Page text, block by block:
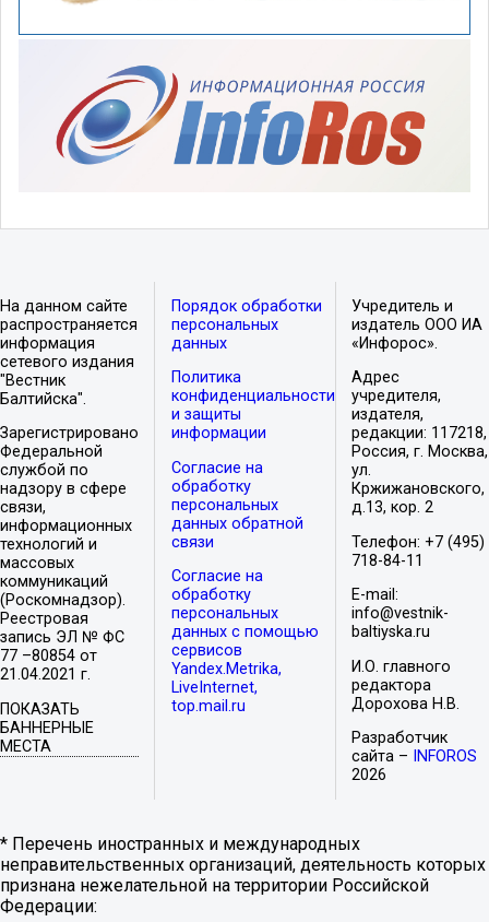
На данном сайте
распространяется
информация
сетевого издания
"Вестник
Балтийска".
Зарегистрировано
Федеральной
службой по
надзору в сфере
связи,
информационных
технологий и
массовых
коммуникаций
(Роскомнадзор).
Реестровая
запись ЭЛ № ФС
77 –80854 от
21.04.2021 г.
ПОКАЗАТЬ
БАННЕРНЫЕ
МЕСТА
Порядок обработки
персональных
данных
Политика
конфиденциальности
и защиты
информации
Согласие на
обработку
персональных
данных обратной
связи
Согласие на
обработку
персональных
данных с помощью
сервисов
Yandex.Metrika,
LiveInternet,
top.mail.ru
Учредитель и
издатель ООО ИА
«Инфорос».
Адрес
учредителя,
издателя,
редакции: 117218,
Россия, г. Москва,
ул.
Кржижановского,
д.13, кор. 2
Телефон: +7 (495)
718-84-11
E-mail:
info@vestnik-
baltiyska.ru
И.О. главного
редактора
Дорохова Н.В.
Разработчик
сайта –
INFOROS
2026
* Перечень иностранных и международных
неправительственных организаций, деятельность которых
признана нежелательной на территории Российской
Федерации: